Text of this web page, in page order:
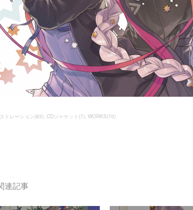
トレーション(83) CDジャケット (7) WORKS(70)
連記事